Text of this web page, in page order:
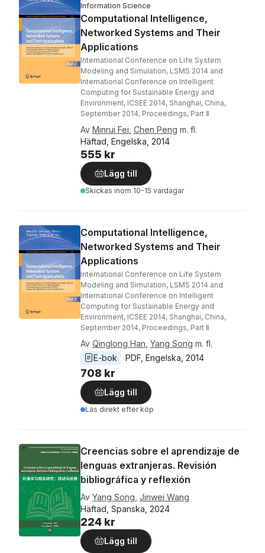
Information Science
Computational Intelligence,
Networked Systems and Their
Applications
International Conference on Life System
Modeling and Simulation, LSMS 2014 and
International Conference on Intelligent
Computing for Sustainable Energy and
Environment, ICSEE 2014, Shanghai, China,
September 2014, Proceedings, Part Ⅱ
Av Minrui Fei Chen Peng m. fl.
Häftad, Engelska, 2014
555 kr
Lägg till
Skickas inom 10-15 vardagar
Computational Intelligence,
Networked Systems and Their
Applications
International Conference on Life System
Modeling and Simulation, LSMS 2014 and
International Conference on Intelligent
Computing for Sustainable Energy and
Environment, ICSEE 2014, Shanghai, China,
September 2014, Proceedings, Part Ⅱ
Av Qinglong Han Yang Song m. fl.
E-bok
PDF Engelska 2014
708 kr
Lägg till
Läs direkt efter köp
Creencias sobre el aprendizaje de
lenguas extranjeras. Revisión
bibliográfica y reflexión
Av Yang Song Jinwei Wang
Häftad, Spanska, 2024
224 kr
Lägg till